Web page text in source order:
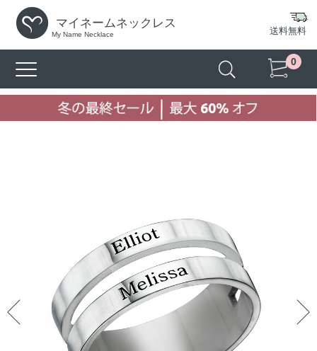
マイネームネックレス
My Name Necklace 送料無料
0